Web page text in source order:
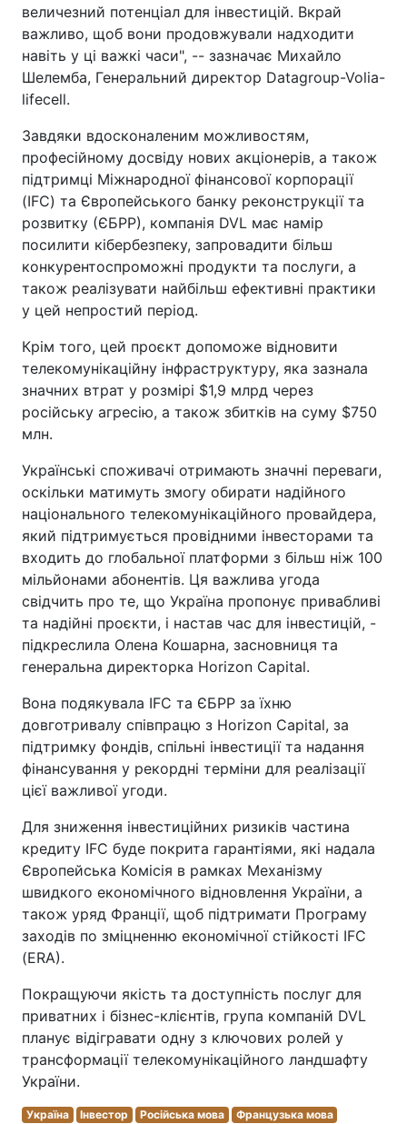
величезний потенціал для інвестицій. Вкрай
важливо, щоб вони продовжували надходити
навіть у ці важкі часи", -- зазначає Михайло
Шелемба, Генеральний директор Datagroup-Volia-
lifecell.
Завдяки вдосконаленим можливостям,
професійному досвіду нових акціонерів, а також
підтримці Міжнародної фінансової корпорації
(IFC) та Європейського банку реконструкції та
розвитку (ЄБРР), компанія DVL має намір
посилити кібербезпеку, запровадити більш
конкурентоспроможні продукти та послуги, а
також реалізувати найбільш ефективні практики
у цей непростий період.
Крім того, цей проєкт допоможе відновити
телекомунікаційну інфраструктуру, яка зазнала
значних втрат у розмірі $1,9 млрд через
російську агресію, а також збитків на суму $750
млн.
Українські споживачі отримають значні переваги,
оскільки матимуть змогу обирати надійного
національного телекомунікаційного провайдера,
який підтримується провідними інвесторами та
входить до глобальної платформи з більш ніж 100
мільйонами абонентів. Ця важлива угода
свідчить про те, що Україна пропонує привабливі
та надійні проєкти, і настав час для інвестицій, -
підкреслила Олена Кошарна, засновниця та
генеральна директорка Horizon Capital.
Вона подякувала IFC та ЄБРР за їхню
довготривалу співпрацю з Horizon Capital, за
підтримку фондів, спільні інвестиції та надання
фінансування у рекордні терміни для реалізації
цієї важливої угоди.
Для зниження інвестиційних ризиків частина
кредиту IFC буде покрита гарантіями, які надала
Європейська Комісія в рамках Механізму
швидкого економічного відновлення України, а
також уряд Франції, щоб підтримати Програму
заходів по зміцненню економічної стійкості IFC
(ERA).
Покращуючи якість та доступність послуг для
приватних і бізнес-клієнтів, група компаній DVL
планує відігравати одну з ключових ролей у
трансформації телекомунікаційного ландшафту
України.
Україна Інвестор Російська мова Французька мова